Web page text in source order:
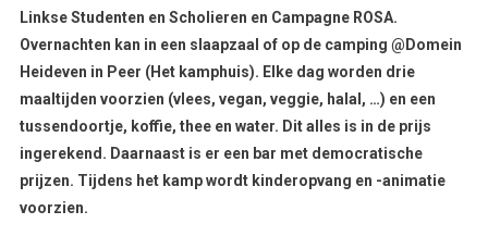
Linkse Studenten en Scholieren en Campagne ROSA.
Overnachten kan in een slaapzaal of op de camping @Domein
Heideven in Peer (Het kamphuis). Elke dag worden drie
maaltijden voorzien (vlees, vegan, veggie, halal, …) en een
tussendoortje, koffie, thee en water. Dit alles is in de prijs
ingerekend. Daarnaast is er een bar met democratische
prijzen. Tijdens het kamp wordt kinderopvang en -animatie
voorzien.